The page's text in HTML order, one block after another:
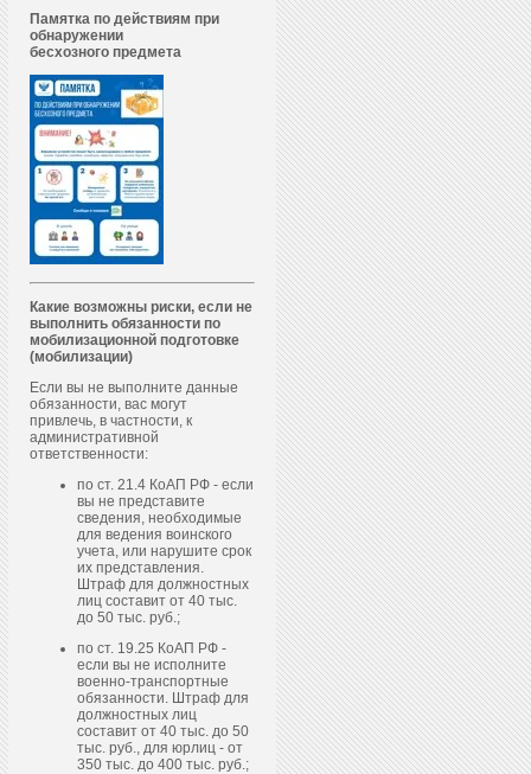
Памятка по действиям при
обнаружении
бесхозного предмета
Какие возможны риски, если не
выполнить обязанности по
мобилизационной подготовке
(мобилизации)
Если вы не выполните данные
обязанности, вас могут
привлечь, в частности, к
административной
ответственности:
по ст. 21.4 КоАП РФ - если
вы не представите
сведения, необходимые
для ведения воинского
учета, или нарушите срок
их представления.
Штраф для должностных
лиц составит от 40 тыс.
до 50 тыс. руб.;
по ст. 19.25 КоАП РФ -
если вы не исполните
военно-транспортные
обязанности. Штраф для
должностных лиц
составит от 40 тыс. до 50
тыс. руб., для юрлиц - от
350 тыс. до 400 тыс. руб.;